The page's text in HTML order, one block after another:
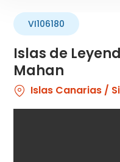
Islas de
Mahan
VI106180
Islas Canarias /